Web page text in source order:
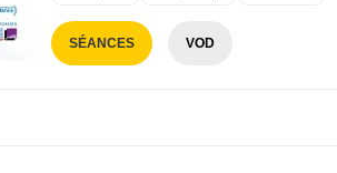
SÉANCES VOD